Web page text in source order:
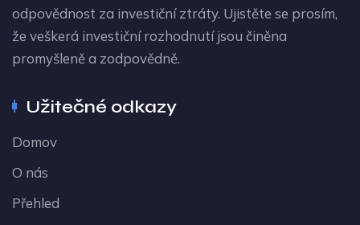
odpovědnost za investiční ztráty. Ujistěte se prosím,
že veškerá investiční rozhodnutí jsou činěna
promyšleně a zodpovědně.
Užitečné odkazy
Domov
O nás
Přehled